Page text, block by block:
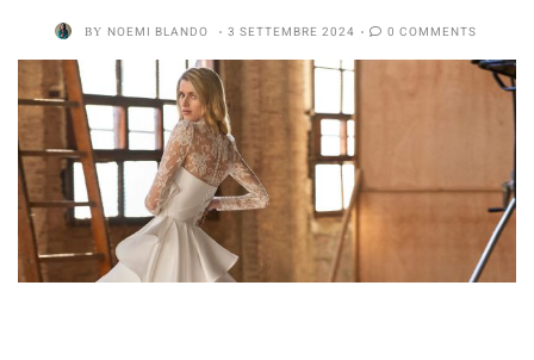
BY NOEMI BLANDO 3 SETTEMBRE 2024 0 COMMENTS